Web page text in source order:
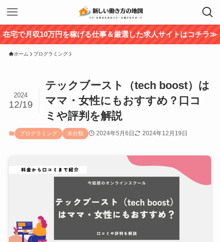
在宅で月収10万円を稼げる仕事＆厳選した求人サイトはコチラ≫
ホーム プログラミング
テックブースト（tech boost）は
ママ・女性にもおすすめ？口コ
ミや評判を解説
2024
12/19
プログラミング 未分類 2024年5月6日 2024年12月19日